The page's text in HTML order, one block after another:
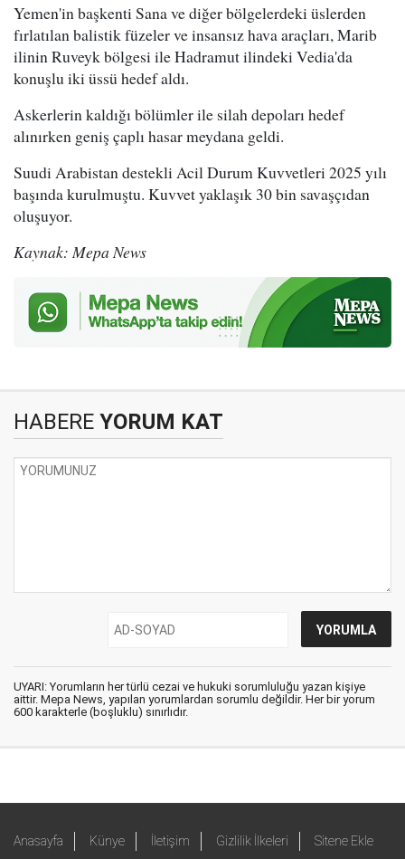
Yemen'in başkenti Sana ve diğer bölgelerdeki üslerden
fırlatılan balistik füzeler ve insansız hava araçları, Marib
ilinin Ruveyk bölgesi ile Hadramut ilindeki Vedia'da
konuşlu iki üssü hedef aldı.
Askerlerin kaldığı bölümler ile silah depoları hedef
alınırken geniş çaplı hasar meydana geldi.
Suudi Arabistan destekli Acil Durum Kuvvetleri 2025 yılı
başında kurulmuştu. Kuvvet yaklaşık 30 bin savaşçıdan
oluşuyor.
Kaynak: Mepa News
HABERE YORUM KAT
UYARI: Yorumların her türlü cezai ve hukuki sorumluluğu yazan kişiye
aittir. Mepa News, yapılan yorumlardan sorumlu değildir. Her bir yorum
600 karakterle (boşluklu) sınırlıdır.
Anasayfa Künye İletişim Gizlilik İlkeleri Sitene Ekle